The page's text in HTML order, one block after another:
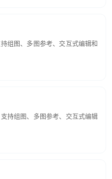
组图、多图参考、交互式编辑和
持组图、多图参考、交互式编辑